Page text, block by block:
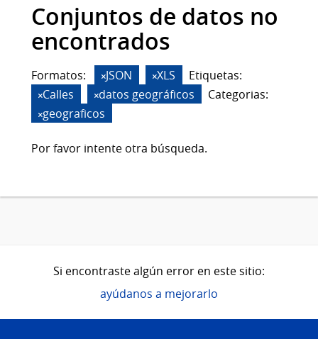
Conjuntos de datos no
encontrados
Formatos: JSON XLS
Etiquetas:
Calles
datos geográficos
Categorias:
geograficos
Por favor intente otra búsqueda.
Si encontraste algún error en este sitio:
ayúdanos a mejorarlo